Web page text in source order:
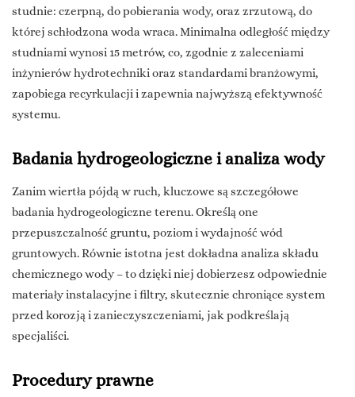
studnie: czerpną, do pobierania wody, oraz zrzutową, do
której schłodzona woda wraca. Minimalna odległość między
studniami wynosi 15 metrów, co, zgodnie z zaleceniami
inżynierów hydrotechniki oraz standardami branżowymi,
zapobiega recyrkulacji i zapewnia najwyższą efektywność
systemu.
Badania hydrogeologiczne i analiza wody
Zanim wiertła pójdą w ruch, kluczowe są szczegółowe
badania hydrogeologiczne terenu. Określą one
przepuszczalność gruntu, poziom i wydajność wód
gruntowych. Równie istotna jest dokładna analiza składu
chemicznego wody – to dzięki niej dobierzesz odpowiednie
materiały instalacyjne i filtry, skutecznie chroniące system
przed korozją i zanieczyszczeniami, jak podkreślają
specjaliści.
Procedury prawne